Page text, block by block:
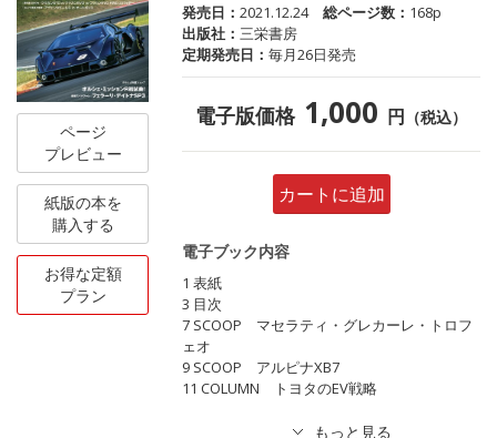
ページ
プレビュー
紙版の本を
購入する
お得な定額
プラン
発売日：2021.12.24 総ページ数： 168p
出版社：三栄書房
定期発売日：毎月26日発売
電子版価格 1,000 円 （税込）
カートに追加
電子ブック内容
1 表紙
3 目次
7 SCOOP マセラティ・グレカーレ・トロフ
ェオ
9 SCOOP アルピナXB7
11 COLUMN トヨタのEV戦略